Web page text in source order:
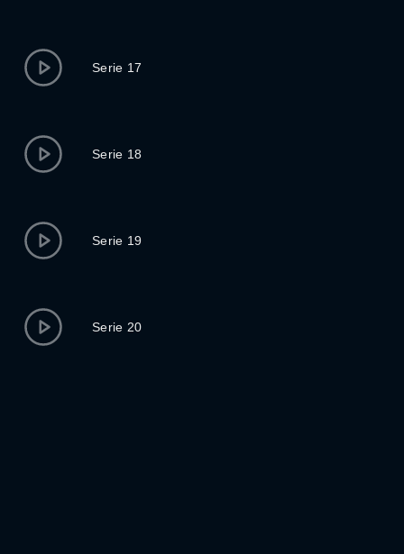
Serie 17
Serie 18
Serie 19
Serie 20